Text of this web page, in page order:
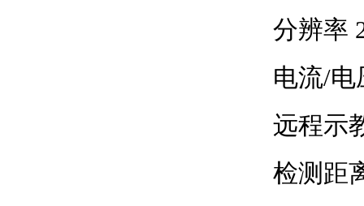
分辨率
电流/电
远程示
检测距